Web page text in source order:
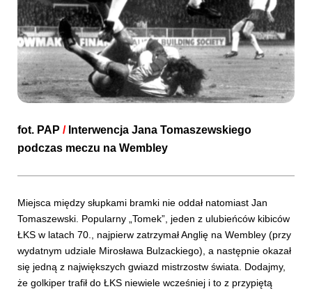
fot. PAP / Interwencja Jana Tomaszewskiego
podczas meczu na Wembley
Miejsca między słupkami bramki nie oddał natomiast Jan
Tomaszewski. Popularny „Tomek”, jeden z ulubieńców kibiców
ŁKS w latach 70., najpierw zatrzymał Anglię na Wembley (przy
wydatnym udziale Mirosława Bulzackiego), a następnie okazał
się jedną z największych gwiazd mistrzostw świata. Dodajmy,
że golkiper trafił do ŁKS niewiele wcześniej i to z przypiętą